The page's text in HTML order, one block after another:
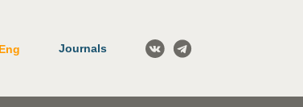
Eng Journals